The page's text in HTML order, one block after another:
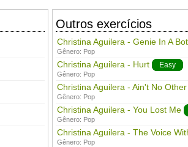
Outros exercícios
Christina Aguilera - Genie In A
Gênero: Pop
Christina Aguilera - Hurt Easy
Gênero: Pop
Christina Aguilera - Ain't No
Gênero: Pop
Christina Aguilera - You Lost Me
Gênero: Pop
Christina Aguilera - The Voice
Gênero: Pop